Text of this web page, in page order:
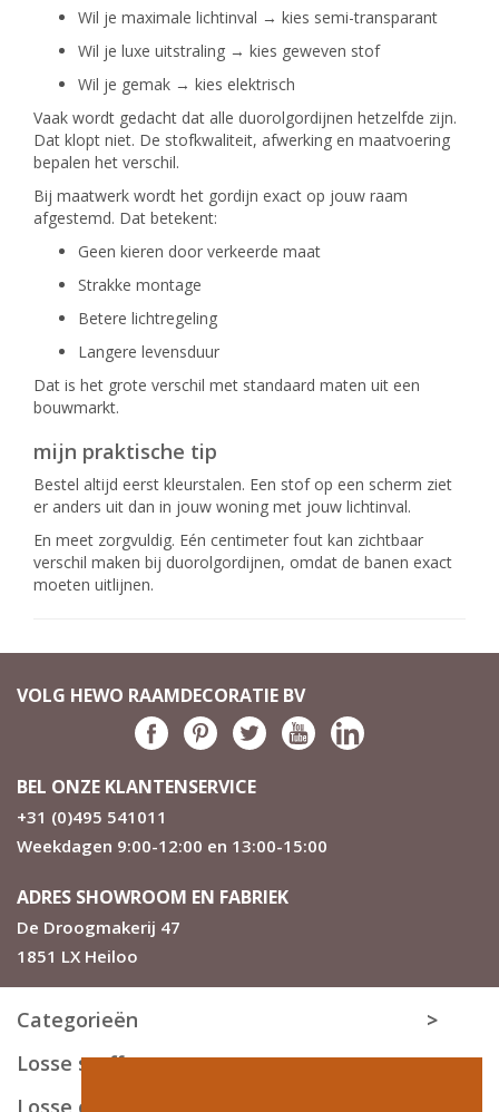
Wil je maximale lichtinval → kies semi-transparant
Wil je luxe uitstraling → kies geweven stof
Wil je gemak → kies elektrisch
Vaak wordt gedacht dat alle duorolgordijnen hetzelfde zijn.
Dat klopt niet. De stofkwaliteit, afwerking en maatvoering
bepalen het verschil.
Bij maatwerk wordt het gordijn exact op jouw raam
afgestemd. Dat betekent:
Geen kieren door verkeerde maat
Strakke montage
Betere lichtregeling
Langere levensduur
Dat is het grote verschil met standaard maten uit een
bouwmarkt.
mijn praktische tip
Bestel altijd eerst kleurstalen. Een stof op een scherm ziet
er anders uit dan in jouw woning met jouw lichtinval.
En meet zorgvuldig. Eén centimeter fout kan zichtbaar
verschil maken bij duorolgordijnen, omdat de banen exact
moeten uitlijnen.
VOLG HEWO RAAMDECORATIE BV
BEL ONZE KLANTENSERVICE
+31 (0)495 541011
Weekdagen 9:00-12:00 en 13:00-15:00
ADRES SHOWROOM EN FABRIEK
De Droogmakerij 47
1851 LX Heiloo
Categorieën
Losse stoffen
Losse onderdelen